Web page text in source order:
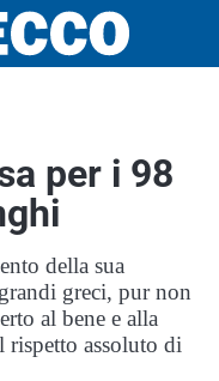
per i 98
della sua
greci, pur non
al bene e alla
rispetto assoluto di